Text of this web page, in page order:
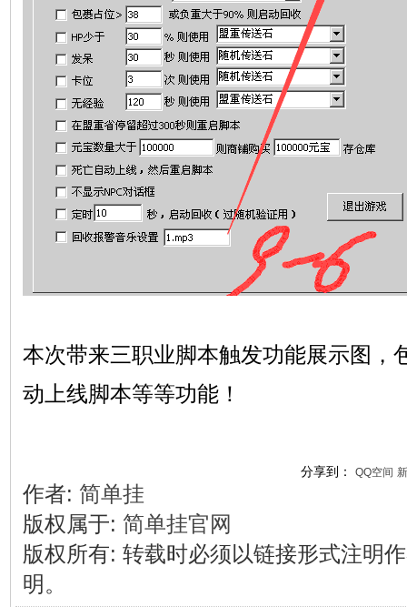
本次带来三职业脚本触发功能展示图，
动上线脚本等等功能！
分享到： QQ空间
作者: 简单挂
版权属于: 简单挂官网
版权所有: 转载时必须以链接形式注明
明。